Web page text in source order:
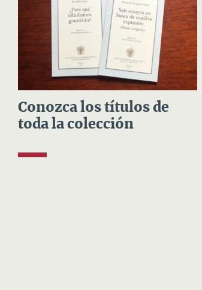
Conozca los títulos de
toda la colección